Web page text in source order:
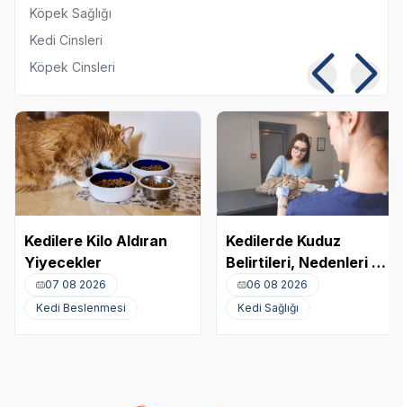
Köpek Sağlığı
Kedi Cinsleri
Köpek Cinsleri
Kedilere Kilo Aldıran
Yiyecekler
07 08 2026
Kedi Beslenmesi
Kedilerde Kuduz
Belirtileri, Nedenleri ve
Tedavi Yöntemleri
06 08 2026
Kedi Sağlığı